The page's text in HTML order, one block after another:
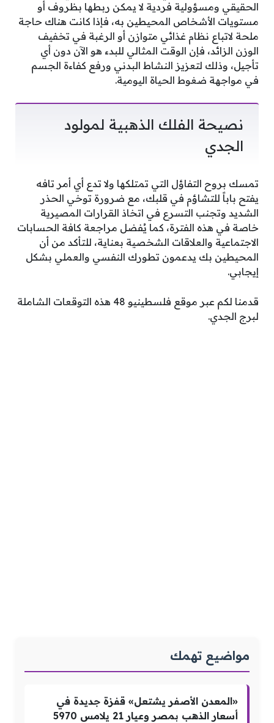
الحقيقي ومسؤولية فردية لا يمكن ربطها بظروف أو
مستويات الأشخاص المحيطين به، فإذا كانت هناك حاجة
ملحة لاتباع نظام غذائي متوازن أو الرغبة في تخفيف
الوزن الزائد، فإن الوقت المثالي للبدء هو الآن دون أي
تأجيل، وذلك لتعزيز النشاط البدني ورفع كفاءة الجسم
في مواجهة ضغوط الحياة اليومية.
نصيحة الفلك الذهبية لمولود
الجدي
تمسك بروح التفاؤل التي تمتلكها ولا تدع أي أمر تافه
يفتح باباً للتشاؤم في قلبك، مع ضرورة توخي الحذر
الشديد وتجنب التسرع في اتخاذ القرارات المصيرية
خاصة في هذه الفترة، كما يُفضل مراجعة كافة الحسابات
الاجتماعية والعلاقات الشخصية بعناية، للتأكد من أن
المحيطين بك يدعمون تطورك النفسي والعملي بشكل
إيجابي.
قدمنا لكم عبر موقع فلسطينيو 48 هذه التوقعات الشاملة
لبرج الجدي.
مواضيع تهمك
«المعدن الأصفر يشتعل» قفزة جديدة في
أسعار الذهب بمصر وعيار 21 يلامس 5970